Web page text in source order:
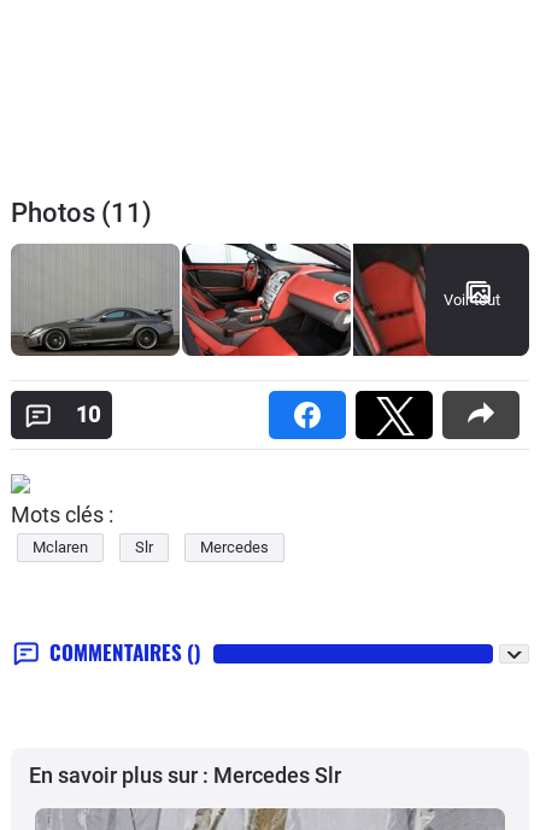
Photos (11)
Voir tout
10
Mots clés :
Mclaren Slr Mercedes
COMMENTAIRES ()
En savoir plus sur : Mercedes Slr